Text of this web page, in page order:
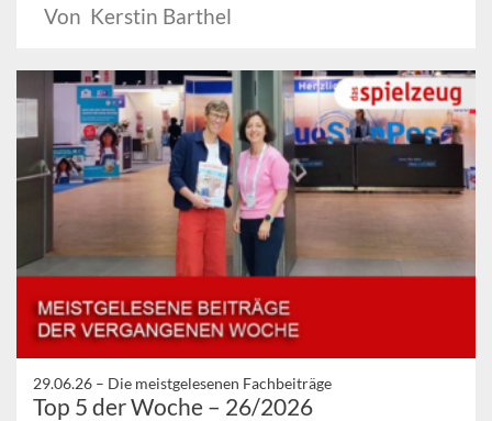
Von Kerstin Barthel
29.06.26 – Die meistgelesenen Fachbeiträge
Top 5 der Woche – 26/2026